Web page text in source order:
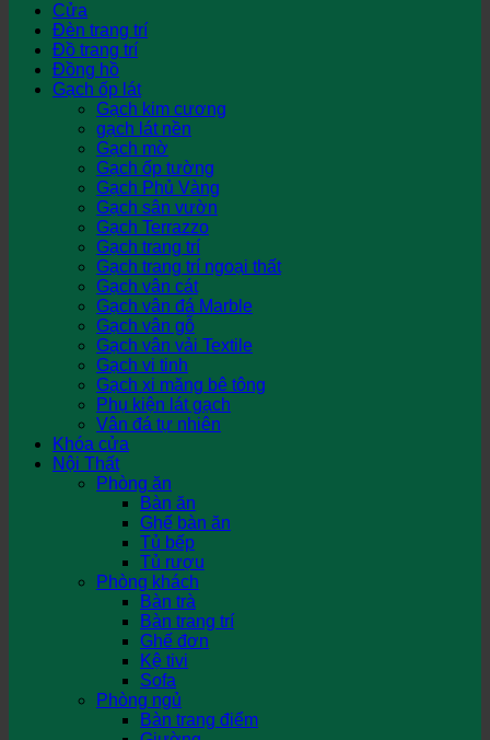
Cửa
Đèn trang trí
Đồ trang trí
Đồng hồ
Gạch ốp lát
Gạch kim cương
gạch lát nền
Gạch mờ
Gạch ốp tường
Gạch Phủ Vàng
Gạch sân vườn
Gạch Terrazzo
Gạch trang trí
Gạch trang trí ngoại thất
Gạch vân cát
Gạch vân đá Marble
Gạch vân gỗ
Gạch vân vải Textile
Gạch vi tinh
Gạch xi măng bê tông
Phụ kiện lát gạch
Vân đá tự nhiên
Khóa cửa
Nội Thất
Phòng ăn
Bàn ăn
Ghế bàn ăn
Tủ bếp
Tủ rượu
Phòng khách
Bàn trà
Bàn trang trí
Ghế đơn
Kệ tivi
Sofa
Phòng ngủ
Bàn trang điểm